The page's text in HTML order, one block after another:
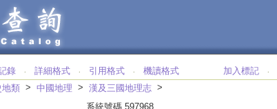
錄 ‧ 詳細格式 ‧ 引用格式 ‧ 機讀格式 加入標記 ‧
地類 > 中國地理 > 漢及三國地理志 >
系統號碼 597968